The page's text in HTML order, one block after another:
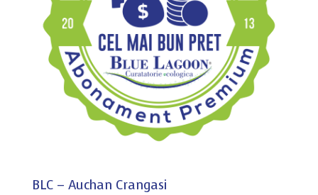
BLC – Auchan Crangasi